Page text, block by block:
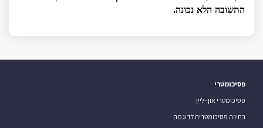
התשובה הלא נכונה.
פסיכומטרי
פסיכומטרי און–ליין
בחינה פסיכומטרית לדוגמה